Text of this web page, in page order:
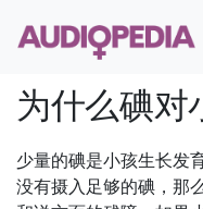
为什么碘对
少量的碘是小孩生长发
没有摄入足够的碘，那